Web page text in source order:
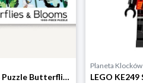
LEGO 070325 Puzzle Butterflies & Blooms (1000 elementów) Lego
Planeta Klocków